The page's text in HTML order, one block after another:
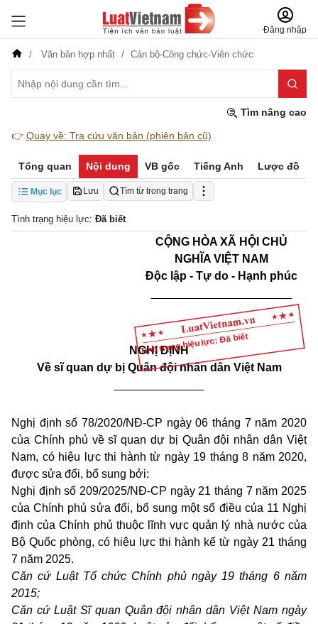
Đăng nhập
Văn bản hợp nhất Cán bộ-Công chức-Viên chức
Tìm nâng cao
👉 Quay về: Tra cứu văn bản (phiên bản cũ)
Tổng quan Nội dung VB gốc Tiếng Anh Lược đồ
Mục lục Lưu Tìm từ trong trang
Tình trạng hiệu lực: Đã biết
Tình trạng hiệu lực: Đã biết
CỘNG HÒA XÃ HỘI CHỦ
NGHĨA VIỆT NAM
Độc lập - Tự do - Hạnh phúc
NGHỊ ĐỊNH
Về sĩ quan dự bị Quân đội nhân dân Việt Nam
Nghị định số 78/2020/NĐ-CP ngày 06 tháng 7 năm 2020
của Chính phủ về sĩ quan dự bị Quân đội nhân dân Việt
Nam, có hiệu lực thi hành từ ngày 19 tháng 8 năm 2020,
được sửa đổi, bổ sung bởi:
Nghị định số 209/2025/NĐ-CP ngày 21 tháng 7 năm 2025
của Chính phủ sửa đổi, bổ sung một số điều của 11 Nghị
định của Chính phủ thuộc lĩnh vực quản lý nhà nước của
Bộ Quốc phòng, có hiệu lực thi hành kể từ ngày 21 tháng
7 năm 2025.
Căn cứ Luật Tổ chức Chính phủ ngày 19 tháng 6 năm
2015;
Căn cứ Luật Sĩ quan Quân đội nhân dân Việt Nam ngày